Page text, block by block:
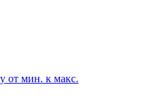
от мин. к макс.